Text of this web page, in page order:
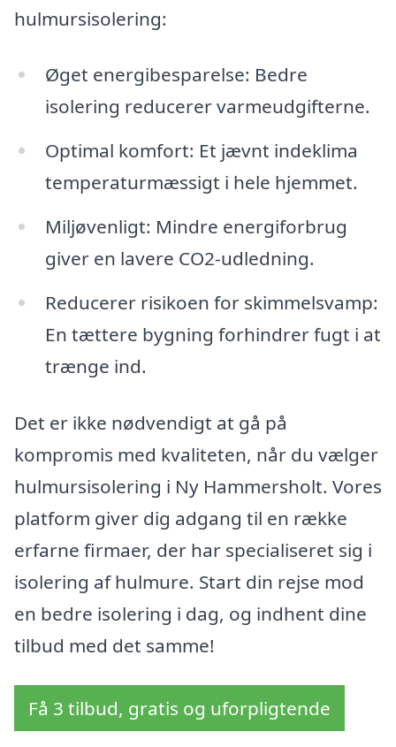
hulmursisolering:
Øget energibesparelse: Bedre
isolering reducerer varmeudgifterne.
Optimal komfort: Et jævnt indeklima
temperaturmæssigt i hele hjemmet.
Miljøvenligt: Mindre energiforbrug
giver en lavere CO2-udledning.
Reducerer risikoen for skimmelsvamp:
En tættere bygning forhindrer fugt i at
trænge ind.
Det er ikke nødvendigt at gå på
kompromis med kvaliteten, når du vælger
hulmursisolering i Ny Hammersholt. Vores
platform giver dig adgang til en række
erfarne firmaer, der har specialiseret sig i
isolering af hulmure. Start din rejse mod
en bedre isolering i dag, og indhent dine
tilbud med det samme!
Få 3 tilbud, gratis og uforpligtende